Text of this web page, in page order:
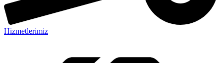
Hizmetlerimiz